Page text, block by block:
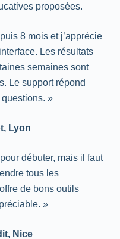
proposées.
8 mois et j’apprécie
Les résultats
semaines sont
Le supportrépond
questions. »
, Lyon
débuter, mais il faut
tous les
de bons outils
»
, Nice